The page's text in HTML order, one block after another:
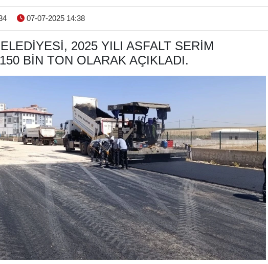
07-07-2025 14:38
2025 YILI ASFALT SERIM
BIN TON OLARAK AÇIKLADI.